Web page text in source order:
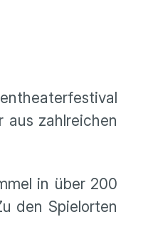
aus zahlreichen
in über 200
den Spielorten